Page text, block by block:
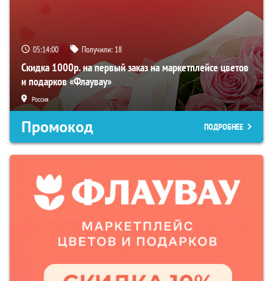
05:13:59 Получили: 18
Скидка 1000р. на первый заказ на маркетплейсе цветов
и подарков «Флаувау»
Россия
Промокод ПОДРОБНЕЕ